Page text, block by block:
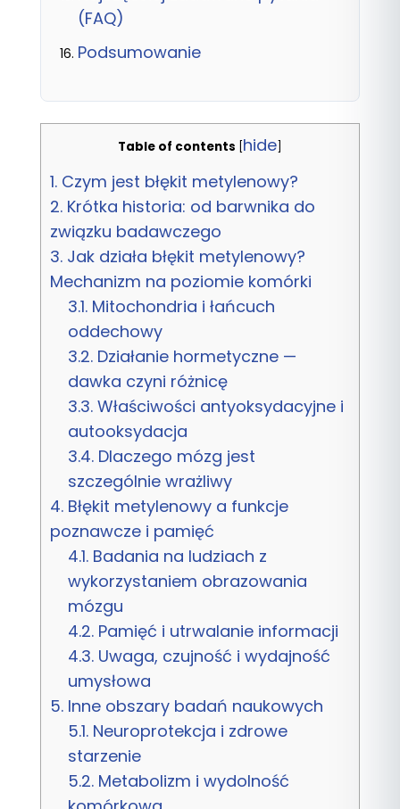
(FAQ)
Podsumowanie
Table of contents hide
1. Czym jest błękit metylenowy?
2. Krótka historia: od barwnika do
związku badawczego
3. Jak działa błękit metylenowy?
Mechanizm na poziomie komórki
3.1.Mitochondria i łańcuch
oddechowy
3.2.Działanie hormetyczne —
dawka czyni różnicę
3.3.Właściwości antyoksydacyjne i
autooksydacja
3.4.Dlaczego mózg jest
szczególnie wrażliwy
4. Błękit metylenowy a funkcje
poznawcze i pamięć
4.1.Badania na ludziach z
wykorzystaniem obrazowania
mózgu
4.2.Pamięć i utrwalanie informacji
4.3.Uwaga, czujność i wydajność
umysłowa
5. Inne obszary badań naukowych
5.1.Neuroprotekcja i zdrowe
starzenie
5.2.Metabolizm i wydolność